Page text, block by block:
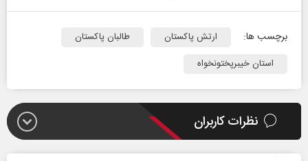
برچسب ها: ارتش پاکستان
طالبان پاکستان
استان خیبرپختونخواه
نظرات کاربران